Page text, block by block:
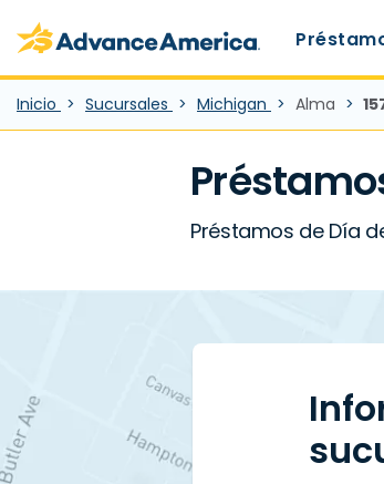
Advance America home
Main
Inicio Sucursales Michigan Alma
Préstamos de Día